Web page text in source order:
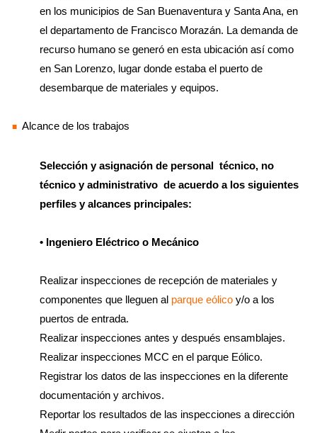
en los municipios de San Buenaventura y Santa Ana, en
el departamento de Francisco Morazán. La demanda de
recurso humano se generó en esta ubicación así como
en San Lorenzo, lugar donde estaba el puerto de
desembarque de materiales y equipos.
Alcance de los trabajos
Selección y asignación de personal técnico, no
técnico y administrativo de acuerdo a los siguientes
perfiles y alcances principales:
• Ingeniero Eléctrico o Mecánico
Realizar inspecciones de recepción de materiales y
componentes que lleguen al parque eólico y/o a los
puertos de entrada.
Realizar inspecciones antes y después ensamblajes.
Realizar inspecciones MCC en el parque Eólico.
Registrar los datos de las inspecciones en la diferente
documentación y archivos.
Reportar los resultados de las inspecciones a dirección